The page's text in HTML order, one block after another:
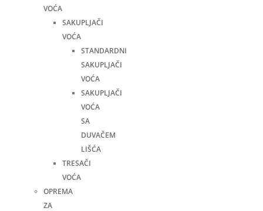
VOĆA
SAKUPLJAČI
VOĆA
STANDARDNI
SAKUPLJAČI
VOĆA
SAKUPLJAČI
VOĆA
SA
DUVAČEM
LIŠĆA
TRESAČI
VOĆA
OPREMA
ZA